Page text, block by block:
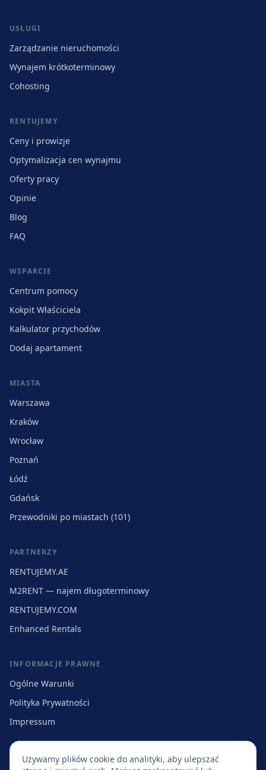
USŁUGI
Zarządzanie nieruchomości
Wynajem krótkoterminowy
Cohosting
RENTUJEMY
Ceny i prowizje
Optymalizacja cen wynajmu
Oferty pracy
Opinie
Blog
FAQ
WSPARCIE
Centrum pomocy
Kokpit Właściciela
Kalkulator przychodów
Dodaj apartament
MIASTA
Warszawa
Kraków
Wrocław
Poznań
Łódź
Gdańsk
Przewodniki po miastach (101)
PARTNERZY
RENTUJEMY.AE
M2RENT — najem długoterminowy
RENTUJEMY.COM
Enhanced Rentals
INFORMACJE PRAWNE
Ogólne Warunki
Polityka Prywatności
Impressum
Używamy plików cookie do analityki, aby ulepszać